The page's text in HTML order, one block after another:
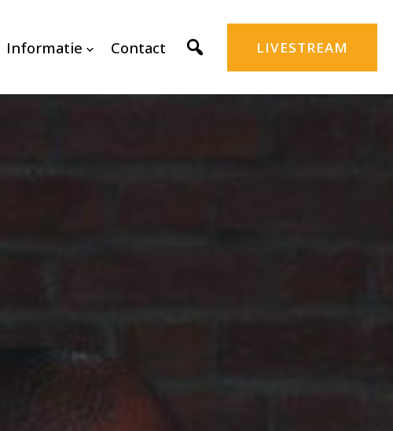
Informatie Contact LIVESTREAM